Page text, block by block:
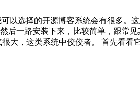
选择的开源博客系统会有很多。
一路安装下来，比较简单，跟常
大，这类系统中佼佼者。 首先看